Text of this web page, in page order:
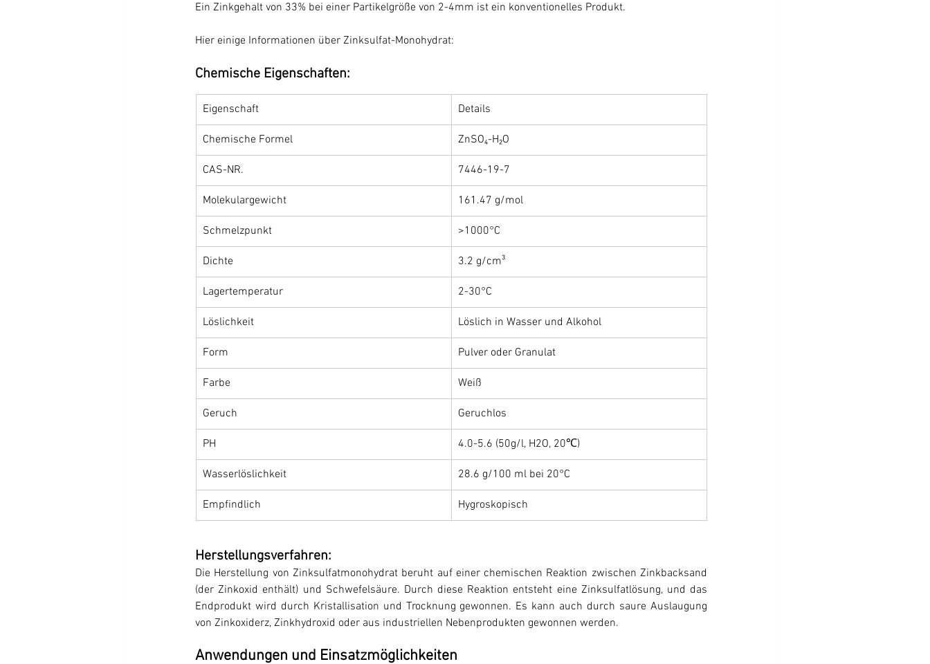
Ein Zinkgehalt von 33% bei einer Partikelgröße von 2-4mm ist ein konventionelles Produkt.
Hier einige Informationen über Zinksulfat-Monohydrat:
Chemische Eigenschaften:
Eigenschaft Details
Chemische Formel ZnSO₄-H₂O
CAS-NR. 7446-19-7
Molekulargewicht 161.47 g/mol
Schmelzpunkt >1000°C
Dichte 3.2 g/cm³
Lagertemperatur 2-30°C
Löslichkeit Löslich in Wasser und Alkohol
Form Pulver oder Granulat
Farbe Weiß
Geruch Geruchlos
PH 4.0-5.6 (50g/l, H2O, 20℃)
Wasserlöslichkeit 28.6 g/100 ml bei 20°C
Empfindlich Hygroskopisch
Herstellungsverfahren:
Die Herstellung von Zinksulfatmonohydrat beruht auf einer chemischen Reaktion zwischen Zinkbacksand
(der Zinkoxid enthält) und Schwefelsäure. Durch diese Reaktion entsteht eine Zinksulfatlösung, und das
Endprodukt wird durch Kristallisation und Trocknung gewonnen. Es kann auch durch saure Auslaugung
von Zinkoxiderz, Zinkhydroxid oder aus industriellen Nebenprodukten gewonnen werden.
Anwendungen und Einsatzmöglichkeiten